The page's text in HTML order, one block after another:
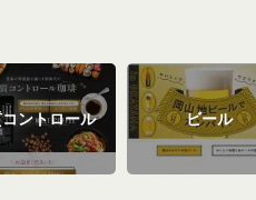
ントロール ビール